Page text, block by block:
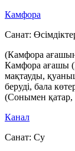
Камфора
Санат:
(Камфора
Камфора ағашы
мақтауды,
беруді, бала
(Сонымен
Канал
Санат: Су